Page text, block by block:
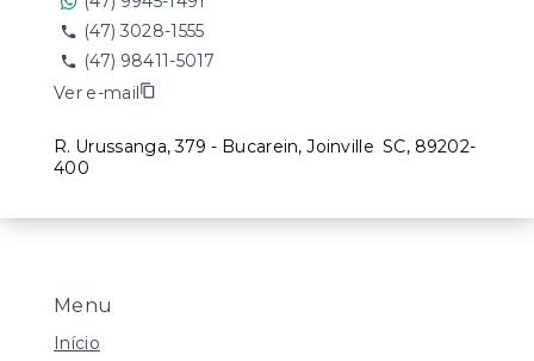
Menu
Início
(47) 3028-1555
(47) 98411-5017
Ver e-mail
R. Urussanga, 379 - Bucarein, Joinville SC, 89202-
400